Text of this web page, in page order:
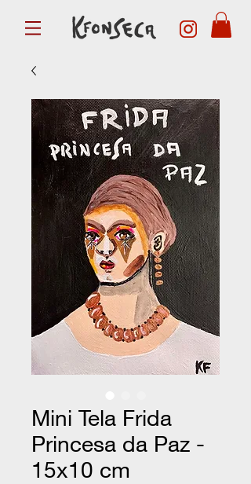
Mini Tela Frida
Princesa da Paz -
15x10 cm